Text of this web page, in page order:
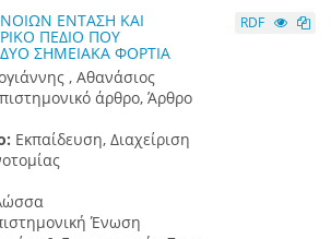
ΕΝΤΑΣΗ ΚΑΙ
ΠΕΔΙΟ ΠΟΥ
ΣΗΜΕΙΑΚΑ ΦΟΡΤΙΑ
, Αθανάσιος
άρθρο, Άρθρο
Εκπαίδευση, Διαχείριση
Ένωση
RDF